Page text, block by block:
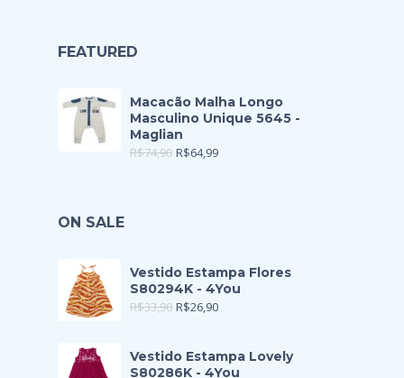
FEATURED
Macacão Malha Longo
Masculino Unique 5645 -
Maglian
R$74,90 R$64,99
ON SALE
Vestido Estampa Flores
S80294K - 4You
R$33,90 R$26,90
Vestido Estampa Lovely
S80286K - 4You